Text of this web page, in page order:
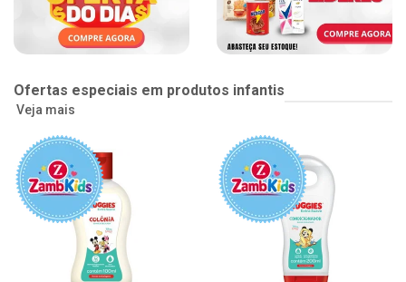
Ofertas especiais em produtos infantis
Veja mais